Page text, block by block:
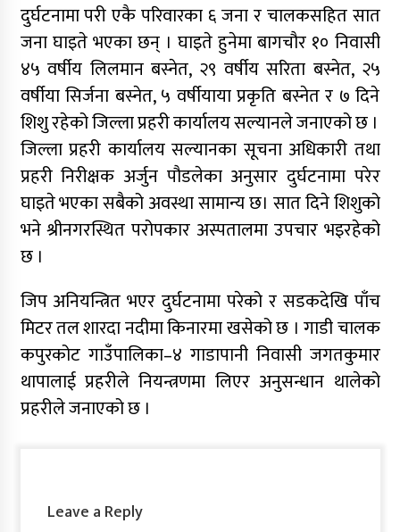
दुर्घटनामा परी एकै परिवारका ६ जना र चालकसहित सात
जना घाइते भएका छन् । घाइते हुनेमा बागचौर १० निवासी
४५ वर्षीय लिलमान बस्नेत, २९ वर्षीय सरिता बस्नेत, २५
वर्षीया सिर्जना बस्नेत, ५ वर्षीयाया प्रकृति बस्नेत र ७ दिने
शिशु रहेको जिल्ला प्रहरी कार्यालय सल्यानले जनाएको छ ।
जिल्ला प्रहरी कार्यालय सल्यानका सूचना अधिकारी तथा
प्रहरी निरीक्षक अर्जुन पौडलेका अनुसार दुर्घटनामा परेर
घाइते भएका सबैको अवस्था सामान्य छ। सात दिने शिशुको
भने श्रीनगरस्थित परोपकार अस्पतालमा उपचार भइरहेको
छ ।
जिप अनियन्त्रित भएर दुर्घटनामा परेको र सडकदेखि पाँच
मिटर तल शारदा नदीमा किनारमा खसेको छ । गाडी चालक
कपुरकोट गाउँपालिका–४ गाडापानी निवासी जगतकुमार
थापालाई प्रहरीले नियन्त्रणमा लिएर अनुसन्धान थालेको
प्रहरीले जनाएको छ ।
Leave a Reply